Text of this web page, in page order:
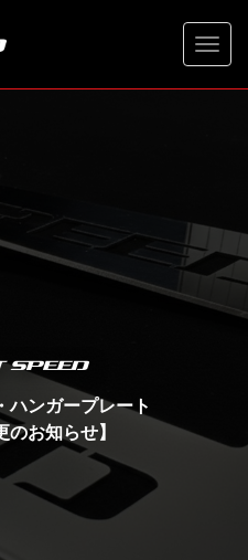
ハンガープレート
お知らせ】